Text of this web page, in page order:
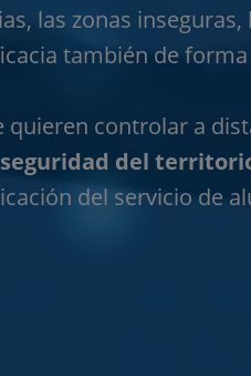
las zonas inseguras,
también de
quieren controlar a
del
del servicio de